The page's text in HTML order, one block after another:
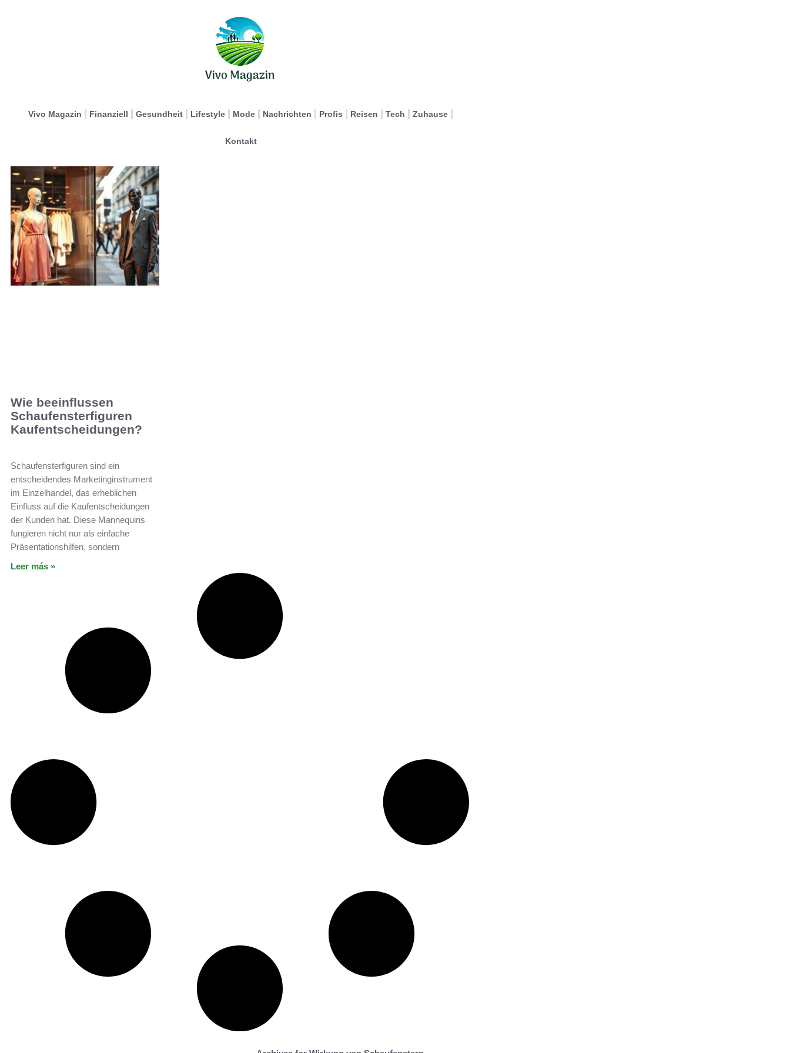
Vivo Magazin Finanziell Gesundheit Lifestyle Mode Nachrichten Profis Reisen Tech Zuhause
Kontakt
Wie beeinflussen
Schaufensterfiguren
Kaufentscheidungen?
Schaufensterfiguren sind ein
entscheidendes Marketinginstrument
im Einzelhandel, das erheblichen
Einfluss auf die Kaufentscheidungen
der Kunden hat. Diese Mannequins
fungieren nicht nur als einfache
Präsentationshilfen, sondern
Leer más »